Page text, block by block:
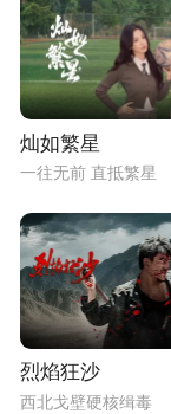
灿如繁星
一往无前 直抵繁星
烈焰狂沙
西北戈壁硬核缉毒